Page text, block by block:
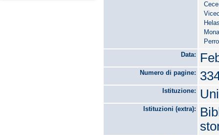
Data:
Numero di pagine:
Istituzione:
Istituzioni (extra):